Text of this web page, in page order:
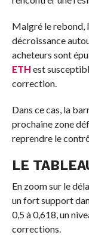
Malgré le rebond,
décroissance
acheteurs sont
ETH est
correction.
Dans ce cas, la
prochaine zone
reprendre le
LE
En zoom sur le
un fort support
0,5 à 0,618, un
corrections.